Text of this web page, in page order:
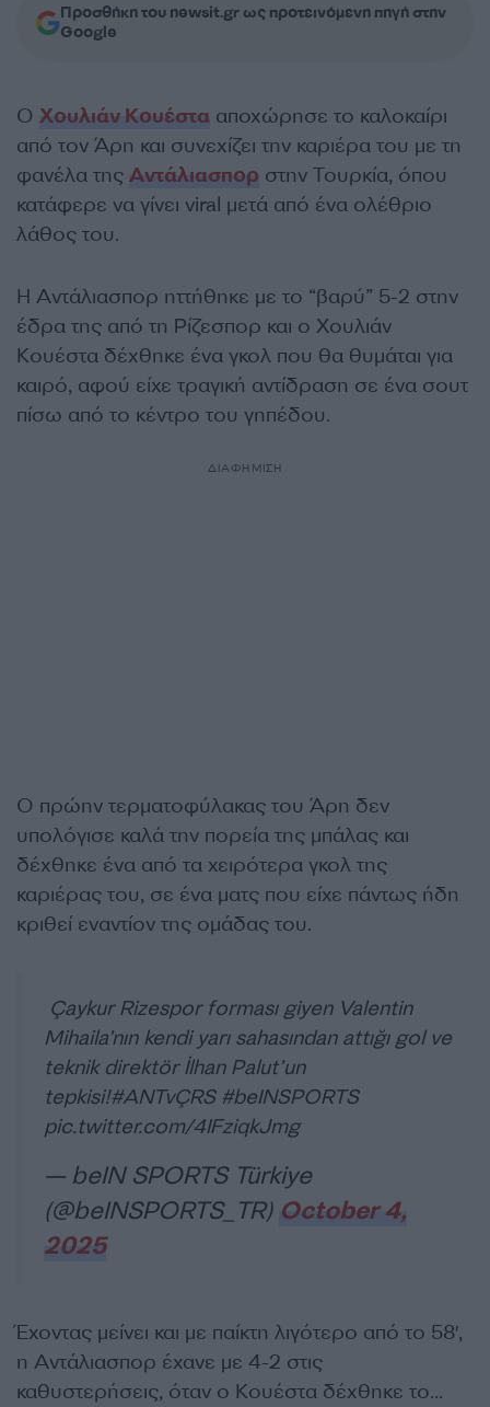
Προσθήκη του newsit.gr ως προτεινόμενη πηγή στην
Google
Ο Χουλιάν Κουέστα αποχώρησε το καλοκαίρι
από τον Άρη και συνεχίζει την καριέρα του με τη
φανέλα της Αντάλιασπορ στην Τουρκία, όπου
κατάφερε να γίνει viral μετά από ένα ολέθριο
λάθος του.
Η Αντάλιασπορ ηττήθηκε με το “βαρύ” 5-2 στην
έδρα της από τη Ρίζεσπορ και ο Χουλιάν
Κουέστα δέχθηκε ένα γκολ που θα θυμάται για
καιρό, αφού είχε τραγική αντίδραση σε ένα σουτ
πίσω από το κέντρο του γηπέδου.
ΔΙΑΦΗΜΙΣΗ
Ο πρώην τερματοφύλακας του Άρη δεν
υπολόγισε καλά την πορεία της μπάλας και
δέχθηκε ένα από τα χειρότερα γκολ της
καριέρας του, σε ένα ματς που είχε πάντως ήδη
κριθεί εναντίον της ομάδας του.
Çaykur Rizespor forması giyen Valentin
Mihaila’nın kendi yarı sahasından attığı gol ve
teknik direktör İlhan Palut’un
tepkisi!#ANTvÇRS #beINSPORTS
pic.twitter.com/4IFziqkJmg
— beIN SPORTS Türkiye
(@beINSPORTS_TR) October 4,
2025
Έχοντας μείνει και με παίκτη λιγότερο από το 58′,
η Αντάλιασπορ έχανε με 4-2 στις
καθυστερήσεις, όταν ο Κουέστα δέχθηκε το…